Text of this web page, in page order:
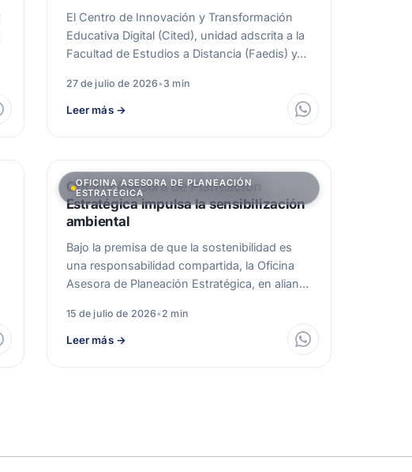
El Centro de Innovación y Transformación
Educativa Digital (Cited), unidad adscrita a la
Facultad de Estudios a Distancia (Faedis) y…
27 de julio de 2026• 3 min
Leer más →
OFICINA ASESORA DE PLANEACIÓN
ESTRATÉGICA
Oficina Asesora de Planeación
Estratégica impulsa la sensibilización
ambiental
Bajo la premisa de que la sostenibilidad es
una responsabilidad compartida, la Oficina
Asesora de Planeación Estratégica, en alianza
15 de julio de 2026• 2 min
Leer más →